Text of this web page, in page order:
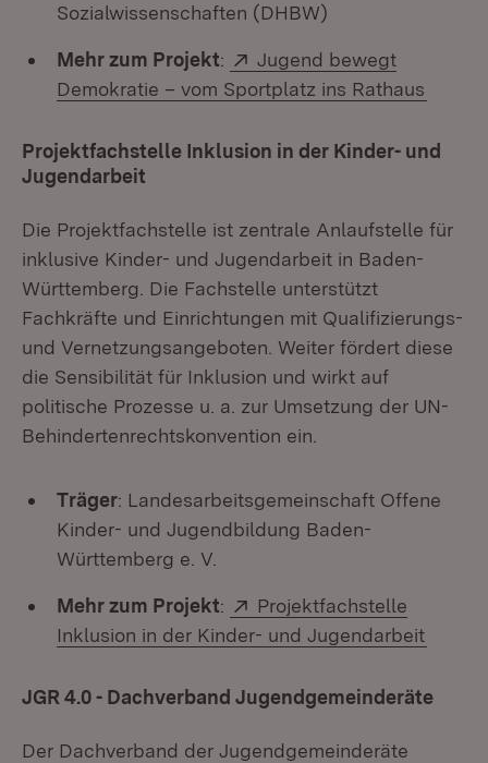
Sozialwissenschaften (DHBW)
Mehr zum Projekt: Extern:
Jugend bewegt
Demokratie – vom Sportplatz ins Rathaus
Projektfachstelle Inklusion in der Kinder- und
Jugendarbeit
Die Projektfachstelle ist zentrale Anlaufstelle für
inklusive Kinder- und Jugendarbeit in Baden-
Württemberg. Die Fachstelle unterstützt
Fachkräfte und Einrichtungen mit Qualifizierungs-
und Vernetzungsangeboten. Weiter fördert diese
die Sensibilität für Inklusion und wirkt auf
politische Prozesse u. a. zur Umsetzung der UN-
Behindertenrechtskonvention ein.
Träger: Landesarbeitsgemeinschaft Offene
Kinder- und Jugendbildung Baden-
Württemberg e. V.
Mehr zum Projekt: Extern:
Projektfachstelle
Inklusion in der Kinder- und Jugendarbeit
JGR 4.0 - Dachverband Jugendgemeinderäte
Der Dachverband der Jugendgemeinderäte